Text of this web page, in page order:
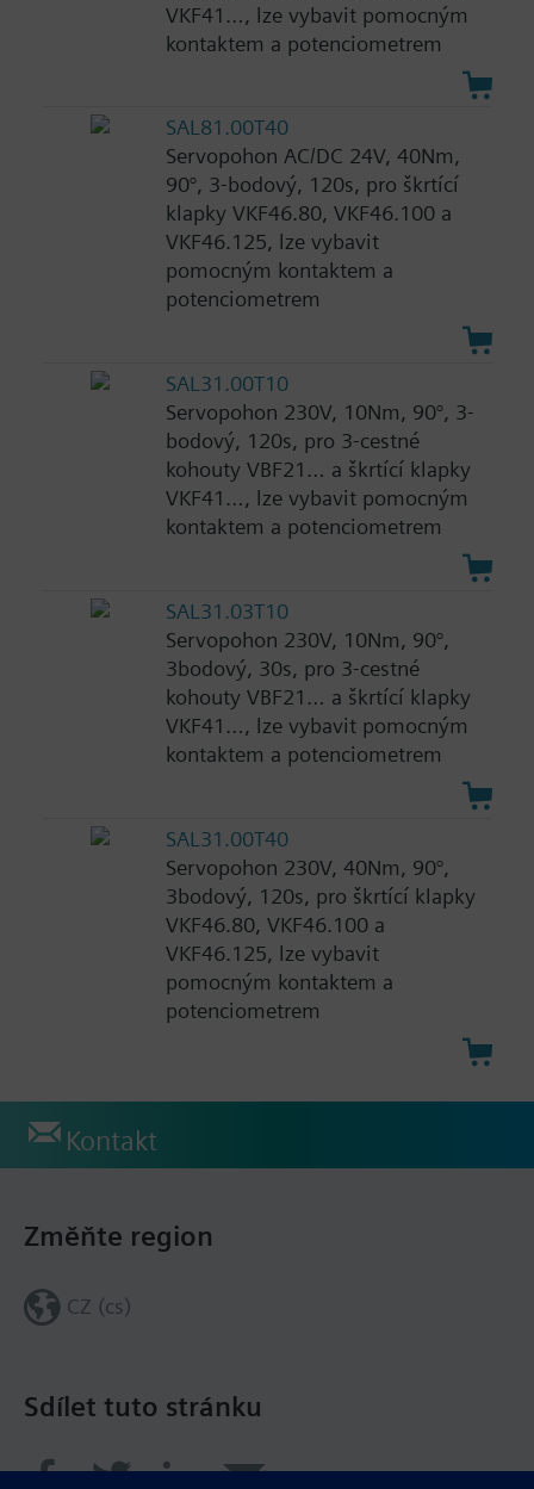
VKF41…, lze vybavit pomocným
kontaktem a potenciometrem
SAL81.00T40
Servopohon AC/DC 24V, 40Nm,
90°, 3-bodový, 120s, pro škrtící
klapky VKF46.80, VKF46.100 a
VKF46.125, lze vybavit
pomocným kontaktem a
potenciometrem
SAL31.00T10
Servopohon 230V, 10Nm, 90°, 3-
bodový, 120s, pro 3-cestné
kohouty VBF21… a škrtící klapky
VKF41…, lze vybavit pomocným
kontaktem a potenciometrem
SAL31.03T10
Servopohon 230V, 10Nm, 90°,
3bodový, 30s, pro 3-cestné
kohouty VBF21… a škrtící klapky
VKF41…, lze vybavit pomocným
kontaktem a potenciometrem
SAL31.00T40
Servopohon 230V, 40Nm, 90°,
3bodový, 120s, pro škrtící klapky
VKF46.80, VKF46.100 a
VKF46.125, lze vybavit
pomocným kontaktem a
potenciometrem
Kontakt
Sdílet tuto stránku
Změňte region
CZ (cs)